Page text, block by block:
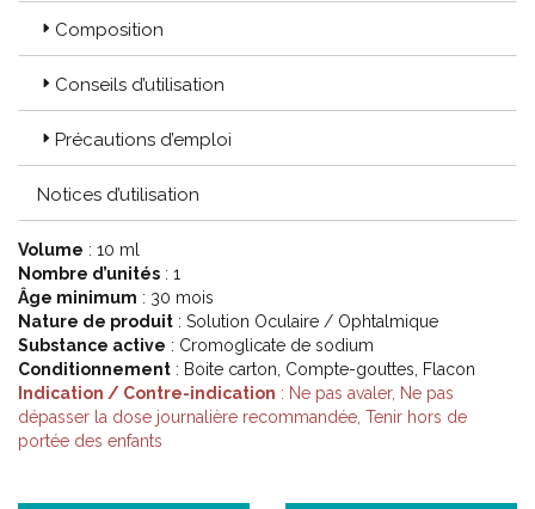
Composition
Conseils d’utilisation
Précautions d’emploi
Notices d’utilisation
Volume : 10 ml
Nombre d’unités : 1
Âge minimum : 30 mois
Nature de produit : Solution Oculaire / Ophtalmique
Substance active : Cromoglicate de sodium
Conditionnement : Boite carton, Compte-gouttes, Flacon
Indication / Contre-indication : Ne pas avaler, Ne pas
dépasser la dose journalière recommandée, Tenir hors de
portée des enfants